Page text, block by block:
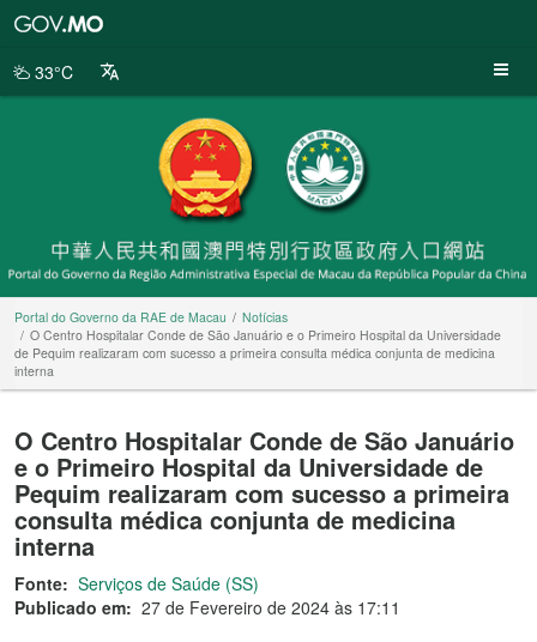
da
33°C
Portal do Governo da RAE de Macau
Notícias
O Centro Hospitalar Conde de São Januário e o Primeiro Hospital da Universidade
de Pequim realizaram com sucesso a primeira consulta médica conjunta de medicina
interna
O Centro Hospitalar Conde de São Januário
e o Primeiro Hospital da Universidade de
Pequim realizaram com sucesso a primeira
consulta médica conjunta de medicina
interna
Fonte: Serviços de Saúde (SS)
Publicado em: 27 de Fevereiro de 2024 às 17:11